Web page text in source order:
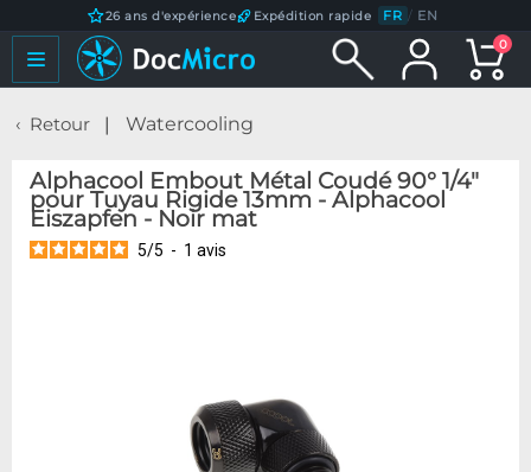
26 ans d'expérience Expédition rapide FR / EN
0
Retour Watercooling
Alphacool Embout Métal Coudé 90° 1/4"
pour Tuyau Rigide 13mm - Alphacool
Eiszapfen - Noir mat
5/5 - 1 avis